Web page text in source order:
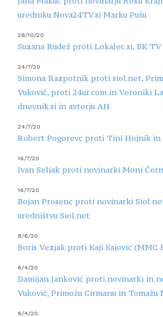
uredniku Nova24TV.si Marku Pušu
28/10/20
Suzana Rudež proti Lokalec.si, BK
24/7/20
Simona Razpotnik proti siol.net,
Vukovič, proti 24ur.com in Veroniki
dnevnik.si in avtorju AH
24/7/20
Robert Pogorevc proti Tini Hojnik in
16/7/20
Ivan Seljak proti novinarki Moni
16/7/20
Bojan Prosenc proti novinarki
uredništvu Siol.net
8/6/20
Boris Vezjak proti Kaji Sajovic (MMC
6/4/20
Damijan Janković proti novinarki in
Vuković, Primožu Cirmanu in Tomažu
6/4/20